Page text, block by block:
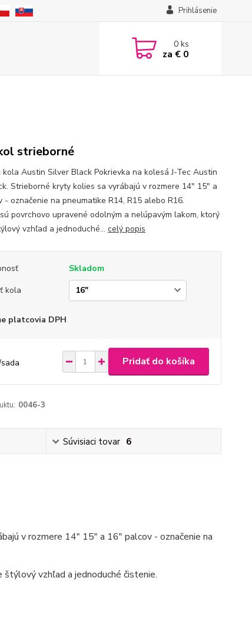
Prihlásenie
0ks
za € 0
strieborné
kola Austin Silver Black Pokrievka na kolesá J-Tec Austin
Strieborné kryty kolies sa vyrábajú v rozmere 14" 15" a
- označenie na pneumatike R14, R15 alebo R16.
povrchovo upravené odolným a nelúpavým lakom, ktorý
vzhľad a jednoduché... celý popis
Skladom
kola
platcovia DPH
sada Pridať do košíka
0046-3
Súvisiaci tovar 6
v rozmere 14" 15" a 16" palcov - označenie na
vzhľad a jednoduché čistenie.